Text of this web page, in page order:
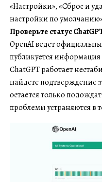
«Настройки», «Сброс и
настройки по
Проверьте статус
OpenAI ведет
публикуется информация
ChatGPT работает
найдете подтверждение
остается только
проблемы устраняются в